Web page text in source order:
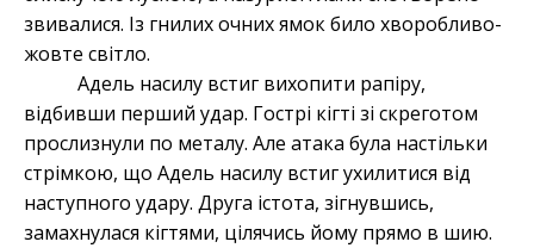
звивалися. Із гнилих очних ямок било хворобливо-
жовте світло.
Адель насилу встиг вихопити рапіру,
відбивши перший удар. Гострі кігті зі скреготом
прослизнули по металу. Але атака була настільки
стрімкою, що Адель насилу встиг ухилитися від
наступного удару. Друга істота, зігнувшись,
замахнулася кігтями, цілячись йому прямо в шию.